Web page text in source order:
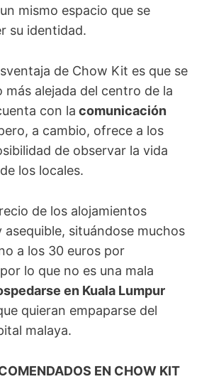
mismo espacio que se
su identidad.
de Chow Kit es que se
más alejada del centro de la
con la comunicación
a cambio, ofrece a los
de observar la vida
los locales.
de los alojamientos
asequible, situándose muchos
a los 30 euros por
lo que no es una mala
en Kuala Lumpur
quieran empaparse del
malaya.
EN CHOW KIT